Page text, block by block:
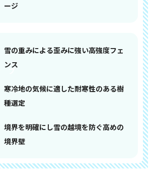
ージ
雪の重みによる歪みに強い高強度フェ
ンス
寒冷地の気候に適した耐寒性のある樹
種選定
境界を明確にし雪の越境を防ぐ高めの
境界壁